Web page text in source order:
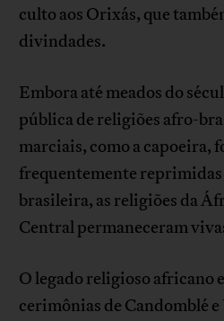
culto aos Orixás, que
divindades.
Embora até meados do
pública de religiões afro-
marciais, como a capoeira,
frequentemente
brasileira, as religiões da
Central permaneceram
O legado religioso africano
cerimônias de Candomblé